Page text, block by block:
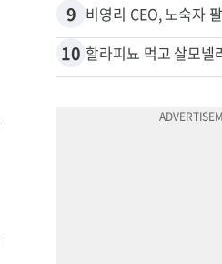
9 비영리 CEO, 노숙자
10